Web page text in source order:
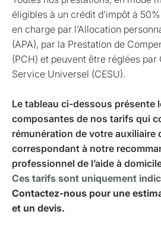
éligibles à un crédit d’impôt à
en charge par l’Allocation
(APA), par la Prestation de
(PCH) et peuvent être réglées par
Service Universel (CESU).
Le tableau ci-dessous présente
composantes de nos tarifs qui
rémunération de votre auxiliaire
correspondant à notre
professionnel de l’aide à
Ces tarifs sont uniquement
Contactez-nous pour une
et un devis.